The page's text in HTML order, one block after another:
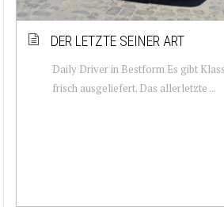
DER LETZTE SEINER ART
Daily Driver in Bestform Es gibt
frisch ausgeliefert. Das allerletzte ...